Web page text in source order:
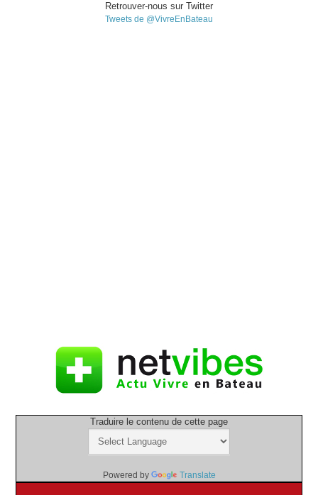
Retrouver-nous sur Twitter
Tweets de @VivreEnBateau
Traduire le contenu de cette page
Powered by Translate